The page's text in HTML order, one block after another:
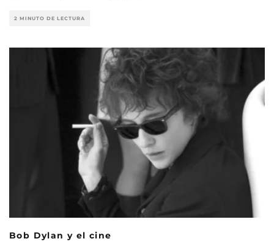
2 MINUTO DE LECTURA
Bob Dylan y el cine